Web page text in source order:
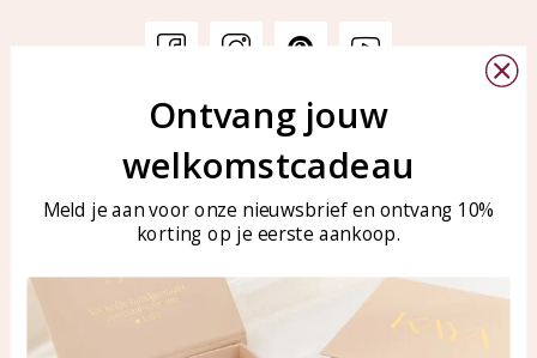
Veelgestelde vragen
Sieraden onderhouden
KAYA Sieraden
Bellen of WhatsApp Ma-Vr
tussen 09:00-17:00
Tel: 0850003187
WhatsApp: 0850003187
klantenservice@kayasierade
Ontvang jouw
welkomstcadeau
Meld je aan voor onze nieuwsbrief en ontvang 10%
korting op je eerste aankoop.